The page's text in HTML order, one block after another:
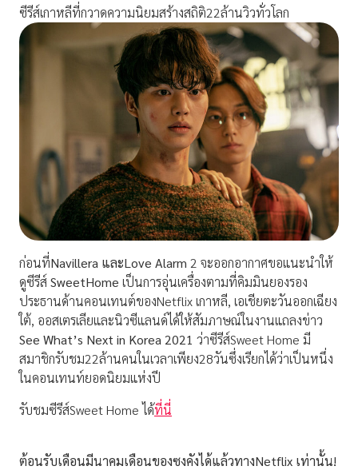
ซีรีส์เกาหลีที่กวาดความนิยมสร้างสถิติ22ล้านวิวทั่วโลก
ก่อนที่Navillera และLove Alarm 2 จะออกอากาศขอแนะนำให้
ดูซีรีส์SweetHome เป็นการอุ่นเครื่องตามที่คิมมินยองรอง
ประธานด้านคอนเทนต์ของNetflix เกาหลี, เอเชียตะวันออกเฉียง
ใต้, ออสเตรเลียและนิวซีแลนด์ได้ให้สัมภาษณ์ในงานแถลงข่าว
See What’s Next in Korea 2021 ว่าซีรีส์Sweet Home มี
สมาชิกรับชม22ล้านคนในเวลาเพียง28วันซึ่งเรียกได้ว่าเป็นหนึ่ง
ในคอนเทนท์ยอดนิยมแห่งปี
รับชมซีรีส์Sweet Home ได้ที่นี่
ต้อนรับเดือนมีนาคมเดือนของซงคังได้แล้วทางNetflix เท่านั้น!